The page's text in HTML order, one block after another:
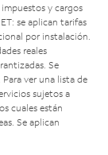
y cargos
se aplican tarifas
por instalación.
reales
Se
ver una lista de
sujetos a
cuales están
Se aplican